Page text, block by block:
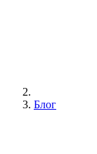
Блог